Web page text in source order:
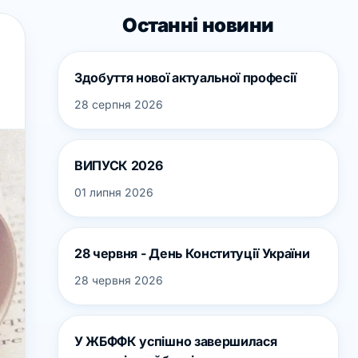
Останні новини
Здобуття нової актуальної професії
28 серпня 2026
ВИПУСК 2026
01 липня 2026
28 червня - День Конституції України
28 червня 2026
У ЖБФФК успішно завершилася